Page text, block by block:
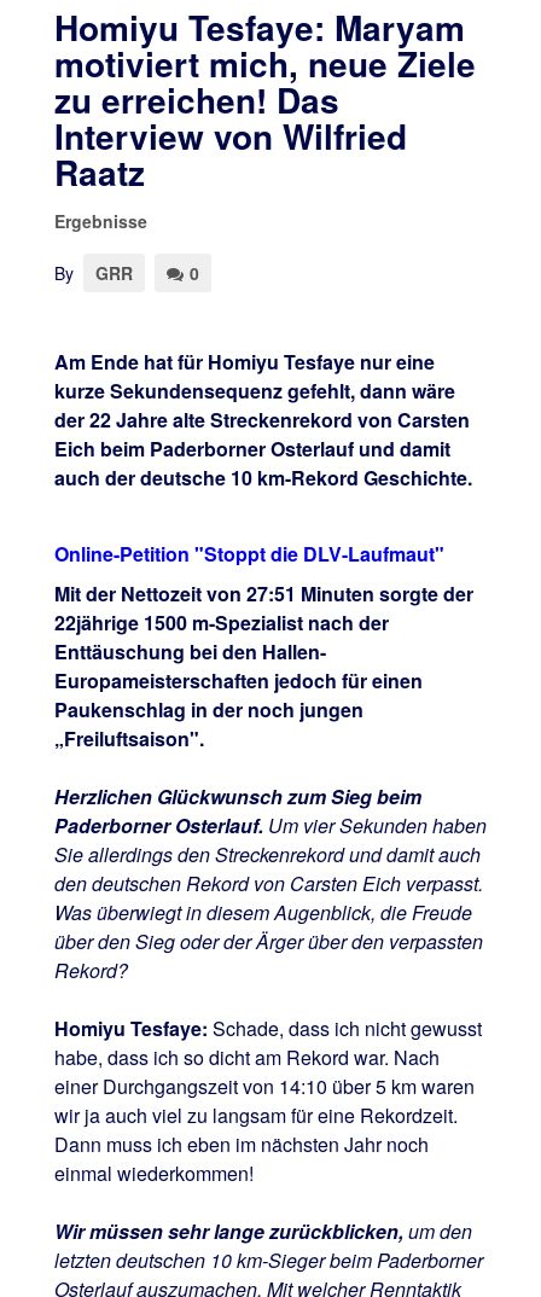
Homiyu Tesfaye: Maryam
motiviert mich, neue Ziele
zu erreichen! Das
Interview von Wilfried
Raatz
Ergebnisse
By GRR 0
Am Ende hat für Homiyu Tesfaye nur eine
kurze Sekundensequenz gefehlt, dann wäre
der 22 Jahre alte Streckenrekord von Carsten
Eich beim Paderborner Osterlauf und damit
auch der deutsche 10 km-Rekord Geschichte.
Online-Petition "Stoppt die DLV-Laufmaut"
Mit der Nettozeit von 27:51 Minuten sorgte der
22jährige 1500 m-Spezialist nach der
Enttäuschung bei den Hallen-
Europameisterschaften jedoch für einen
Paukenschlag in der noch jungen
„Freiluftsaison".
Herzlichen Glückwunsch zum Sieg beim
Paderborner Osterlauf. Um vier Sekunden haben
Sie allerdings den Streckenrekord und damit auch
den deutschen Rekord von Carsten Eich verpasst.
Was überwiegt in diesem Augenblick, die Freude
über den Sieg oder der Ärger über den verpassten
Rekord?
Homiyu Tesfaye: Schade, dass ich nicht gewusst
habe, dass ich so dicht am Rekord war. Nach
einer Durchgangszeit von 14:10 über 5 km waren
wir ja auch viel zu langsam für eine Rekordzeit.
Dann muss ich eben im nächsten Jahr noch
einmal wiederkommen!
Wir müssen sehr lange zurückblicken,um den
letzten deutschen 10 km-Sieger beim Paderborner
Osterlauf auszumachen. Mit welcher Renntaktik